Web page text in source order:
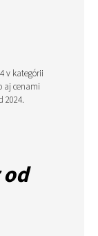
v kategórii
aj cenami
2024.